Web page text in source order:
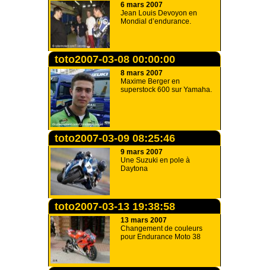
6 mars 2007
Jean Louis Devoyon en
Mondial d’endurance.
toto2007-03-08 00:00:00
8 mars 2007
Maxime Berger en
superstock 600 sur Yamaha.
toto2007-03-09 08:25:46
9 mars 2007
Une Suzuki en pole à
Daytona
toto2007-03-13 19:38:58
13 mars 2007
Changement de couleurs
pour Endurance Moto 38